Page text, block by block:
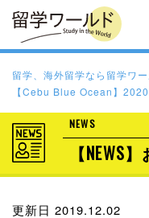
留学、海外留学なら留学ワ
【Cebu Blue Ocean】2020
NEWS
【NEWS
更新日 2019.12.02